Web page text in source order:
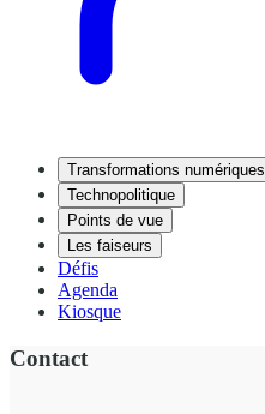
Transformations numériques
Technopolitique
Points de vue
Les faiseurs
Défis
Agenda
Kiosque
Contact